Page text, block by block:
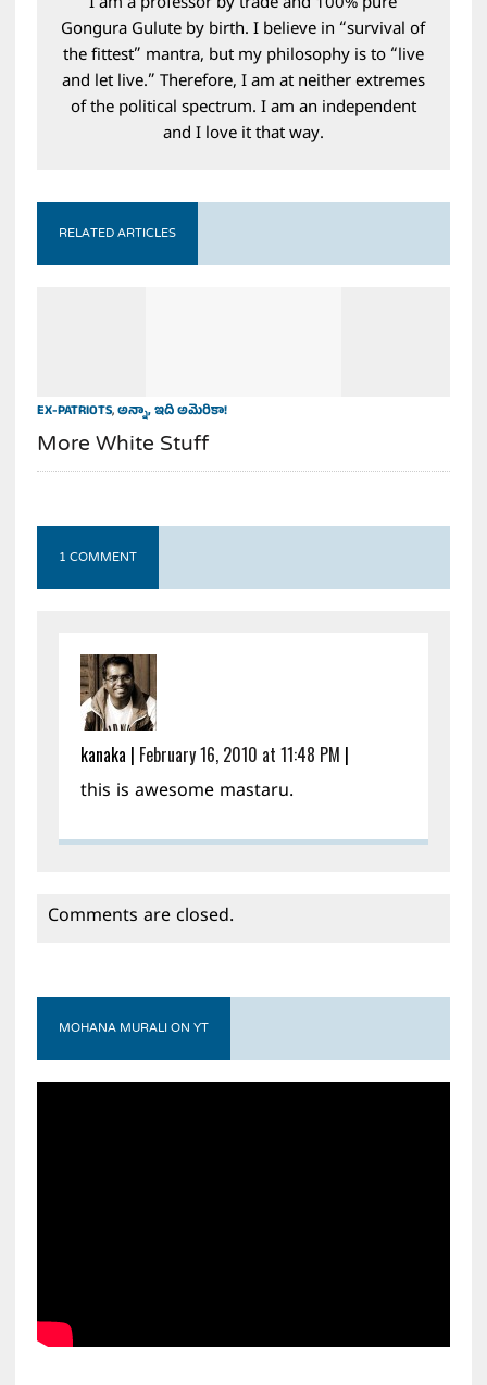
I am a professor by trade and 100% pure
Gongura Gulute by birth. I believe in “survival of
the fittest” mantra, but my philosophy is to “live
and let live.” Therefore, I am at neither extremes
of the political spectrum. I am an independent
and I love it that way.
RELATED ARTICLES
EX-PATRIOTS,అన్నా, ఇది అమెరికా!
More White Stuff
1 COMMENT
kanaka | February 16, 2010 at 11:48 PM |
this is awesome mastaru.
Comments are closed.
MOHANA MURALI ON YT